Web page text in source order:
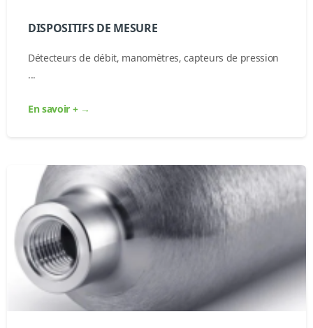
DISPOSITIFS DE MESURE
Détecteurs de débit, manomètres, capteurs de pression
...
En savoir + →